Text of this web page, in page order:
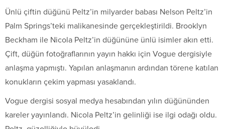
Ünlü çiftin düğünü Peltz’in milyarder babası Nelson Peltz’in
Palm Springs’teki malikanesinde gerçekleştirildi. Brooklyn
Beckham ile Nicola Peltz’in düğününe ünlü isimler akın etti.
Çift, düğün fotoğraflarının yayın hakkı için Vogue dergisiyle
anlaşma yapmıştı. Yapılan anlaşmanın ardından törene katılan
konukların çekim yapması yasaklandı.
Vogue dergisi sosyal medya hesabından yılın düğününden
kareler yayınlandı. Nicola Peltz’in gelinliği ise ilgi odağı oldu.